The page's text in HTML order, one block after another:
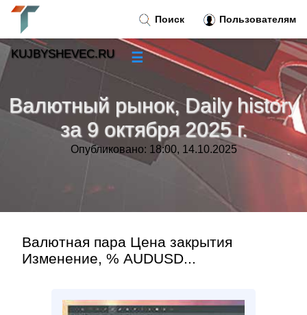
Валютный рынок, Daily history
за 9 октября 2025 г.
Опубликовано: 18:00, 14.10.2025
Валютная пара Цена закрытия
Изменение, % AUDUSD...
Поиск Пользователям
KUJBYSHEVEC.RU ☰
»
Тренды новостей »
»
Контакт»